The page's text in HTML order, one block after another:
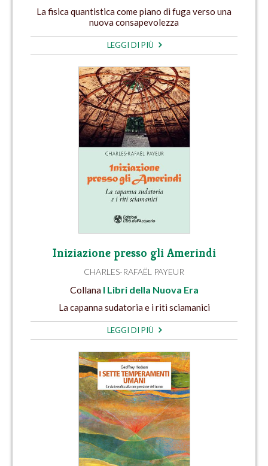
La fisica quantistica come piano di fuga verso una
nuova consapevolezza
LEGGI DI PIÙ
Iniziazione presso gli Amerindi
CHARLES-RAFAËL PAYEUR
Collana I Libri della Nuova Era
La capanna sudatoria e i riti sciamanici
LEGGI DI PIÙ